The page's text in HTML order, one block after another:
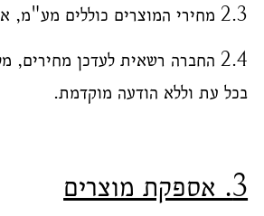
2.3 מחירי המוצרים כוללים מע"מ, אלא אם צוין אחרת.
2.4 החברה רשאית לעדכן מחירים,
בכל עת וללא הודעה מוקדמת.
3. אספקת מוצרים